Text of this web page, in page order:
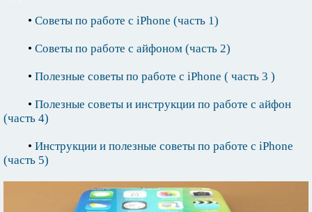
• Советы по работе с iPhone (часть 1)
• Советы по работе с айфоном (часть 2)
• Полезные советы по работе с iPhone ( часть 3 )
• Полезные советы и инструкции по работе с айфон
(часть 4)
• Инструкции и полезные советы по работе с iPhone
(часть 5)